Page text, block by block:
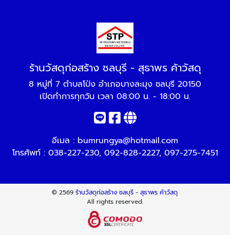
ร้านวัสดุก่อสร้าง ชลบุรี - สุธาพร ค้าวัสดุ
8 หมู่ที่ 7 ตำบลโป่ง อำเภอบางละมุง ชลบุรี 20150
เปิดทำการทุกวัน เวลา 08:00 น. - 18:00 น.
อีเมล : bumrungya@hotmail.com
โทรศัพท์ : 038-227-230, 092-828-2227, 097-275-7451
© 2569ร้านวัสดุก่อสร้าง ชลบุรี - สุธาพร ค้าวัสดุ
All rights reserved.